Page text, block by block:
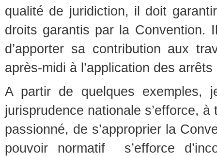
qualité de juridiction, il doit
droits garantis par la Convention.
d’apporter sa contribution aux
après-midi à l’application des
A partir de quelques exemples,
jurisprudence nationale s’efforce,
passionné, de s’approprier la
pouvoir normatif s’efforce